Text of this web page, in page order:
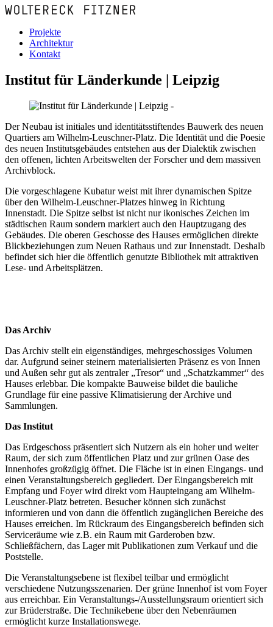
Projekte
Architektur
Kontakt
Institut für Länderkunde | Leipzig
Der Neubau ist initiales und identitätsstiftendes Bauwerk des neuen
Quartiers am Wilhelm-Leuschner-Platz. Die Identität und die Poesie
des neuen Institutsgebäudes entstehen aus der Dialektik zwischen
den offenen, lichten Arbeitswelten der Forscher und dem massiven
Archivblock.
Die vorgeschlagene Kubatur weist mit ihrer dynamischen Spitze
über den Wilhelm-Leuschner-Platzes hinweg in Richtung
Innenstadt. Die Spitze selbst ist nicht nur ikonisches Zeichen im
städtischen Raum sondern markiert auch den Hauptzugang des
Gebäudes. Die oberen Geschosse des Hauses ermöglichen direkte
Blickbeziehungen zum Neuen Rathaus und zur Innenstadt. Deshalb
befindet sich hier die öffentlich genutzte Bibliothek mit attraktiven
Lese- und Arbeitsplätzen.
Das Archiv
Das Archiv stellt ein eigenständiges, mehrgeschossiges Volumen
dar. Aufgrund seiner steinern materialisierten Präsenz es von Innen
und Außen sehr gut als zentraler „Tresor“ und „Schatzkammer“ des
Hauses erlebbar. Die kompakte Bauweise bildet die bauliche
Grundlage für eine passive Klimatisierung der Archive und
Sammlungen.
Das Institut
Das Erdgeschoss präsentiert sich Nutzern als ein hoher und weiter
Raum, der sich zum öffentlichen Platz und zur grünen Oase des
Innenhofes großzügig öffnet. Die Fläche ist in einen Eingangs- und
einen Veranstaltungsbereich gegliedert. Der Eingangsbereich mit
Empfang und Foyer wird direkt vom Haupteingang am Wilhelm-
Leuschner-Platz betreten. Besucher können sich zunächst
informieren und von dann die öffentlich zugänglichen Bereiche des
Hauses erreichen. Im Rückraum des Eingangsbereich befinden sich
Serviceräume wie z.B. ein Raum mit Garderoben bzw.
Schließfächern, das Lager mit Publikationen zum Verkauf und die
Poststelle.
Die Veranstaltungsebene ist flexibel teilbar und ermöglicht
verschiedene Nutzungsszenarien. Der grüne Innenhof ist vom Foyer
aus erreichbar. Ein Veranstaltungs-/Ausstellungsraum orientiert sich
zur Brüderstraße. Die Technikebene über den Nebenräumen
ermöglicht kurze Installationswege.